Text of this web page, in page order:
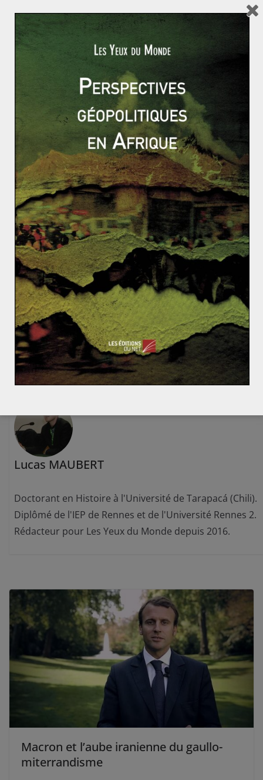
le pays en 2001 ? Les effets de la politique libérale de
Mauricio Macri font en tout cas monter un
mécontentement dans la population : les
investissements tardent à arriver, le chômage
augmente sensiblement, des subventions d’État sont
coupées et le pouvoir d’achat des argentins s’effondre
sous le poids de l’inflation. Le président argentin a déjà
face à lui une opposition forte, portée notamment par
Cristina Kirchner, qui pourrait lui porter un coup rude
lors des élections législatives en 2017. Il pourrait
également payer le fait d’avoir été nommé dans l’affaire
desPanama Papers, bien qu’il affirme son innocence
dans cette affaire. L’année 2017 sera donc celle de tous
les dangers en Argentine, dans la mesure où les
risques pris par Mauricio Macri pourraient se retourner
contre lui.
Le processus de réintégration du Maroc dans l’Unio
n Africaine : vers la fin d’une diplomatie trentenaire
de la chaise vide ?
La libéralisation latino-américaine depuis la fin de la
Guerre Froide (1/2)
Lucas MAUBERT
Doctorant en Histoire à l'Université de Tarapacá (Chili).
Diplômé de l'IEP de Rennes et de l'Université Rennes 2.
Rédacteur pour Les Yeux du Monde depuis 2016.
Macron et l’aube iranienne du gaullo-
miterrandisme